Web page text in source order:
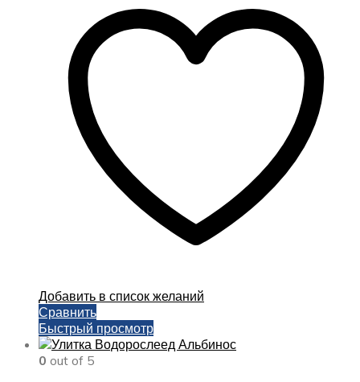
несколько
вариаций.
Опции
Добавить в список желаний
Сравнить
Быстрый просмотр
0 out of 5